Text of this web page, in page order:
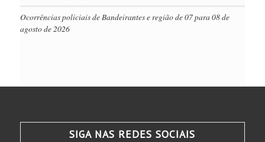
Ocorrências policiais de Bandeirantes e região de 07 para 08 de
agosto de 2026
SIGA NAS REDES SOCIAIS